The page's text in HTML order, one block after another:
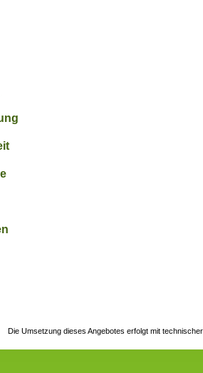
Die Umsetzung dieses Angebotes erfolgt mit